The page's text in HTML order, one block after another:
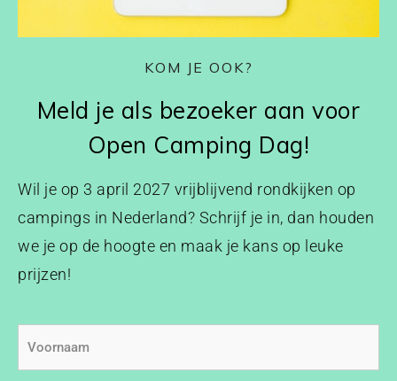
KOM JE OOK?
Meld je als bezoeker aan voor
Open Camping Dag!
Wil je op 3 april 2027 vrijblijvend rondkijken op
campings in Nederland? Schrijf je in, dan houden
we je op de hoogte en maak je kans op leuke
prijzen!
Voornaam